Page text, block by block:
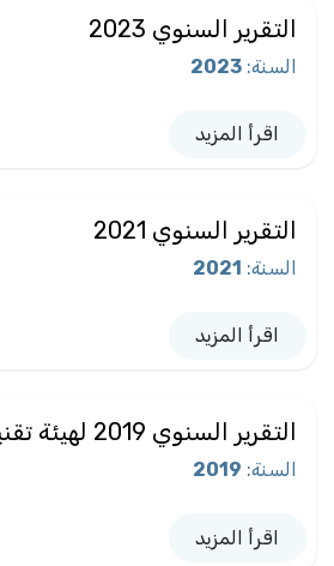
التقرير السنوي 2023
السنة:
2023
اقرأ المزيد
التقرير السنوي 2021
السنة:
2021
اقرأ المزيد
التقرير السنوي 2019 لهيئة تقنية المعلومات
السنة:
2019
اقرأ المزيد